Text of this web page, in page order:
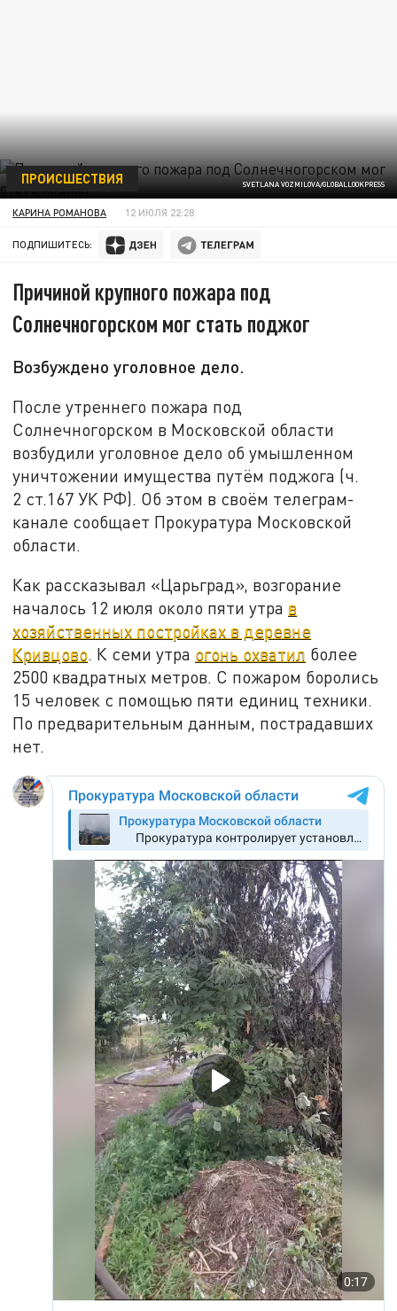
SVETLANA VOZMILOVA/GLOBALLOOKPRESS
ПРОИСШЕСТВИЯ
КАРИНА РОМАНОВА 12 ИЮЛЯ 22:28
ПОДПИШИТЕСЬ:
Причиной крупного пожара под
Солнечногорском мог стать поджог
Возбуждено уголовное дело.
После утреннего пожара под
Солнечногорском в Московской области
возбудили уголовное дело об умышленном
уничтожении имущества путём поджога (ч.
2 ст.167 УК РФ). Об этом в своём телеграм-
канале сообщает Прокуратура Московской
области.
Как рассказывал «Царьград», возгорание
началось 12 июля около пяти утра в
хозяйственных постройках в деревне
Кривцово. К семи утра огонь охватил более
2500 квадратных метров. С пожаром боролись
15 человек с помощью пяти единиц техники.
По предварительным данным, пострадавших
нет.